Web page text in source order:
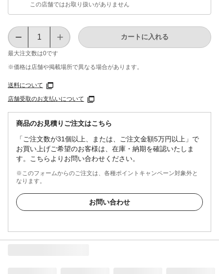
この店舗ではお取り扱いがありません
最大注文数は0です
カートに入れる
※価格は​店舗や​掲載場所で​異なる​場合が​あります。
送料について
店舗受取のお支払いについて
商品のお見積りご注文はこちら
「ご注文数が31個以上、または、ご注文金額5万円以上」で
お買い上げご希望のお客様は、在庫・納期を確認いたしま
す。こちらよりお問い合わせください。
※このフォームからのご注文は、各種ポイントキャンペーン対象外と
なります。
お問い合わせ